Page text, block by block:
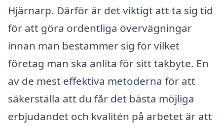
Hjärnarp. Därför är det viktigt att ta sig tid
för att göra ordentliga övervägningar
innan man bestämmer sig för vilket
företag man ska anlita för sitt takbyte. En
av de mest effektiva metoderna för att
säkerställa att du får det bästa möjliga
erbjudandet och kvalitén på arbetet är att